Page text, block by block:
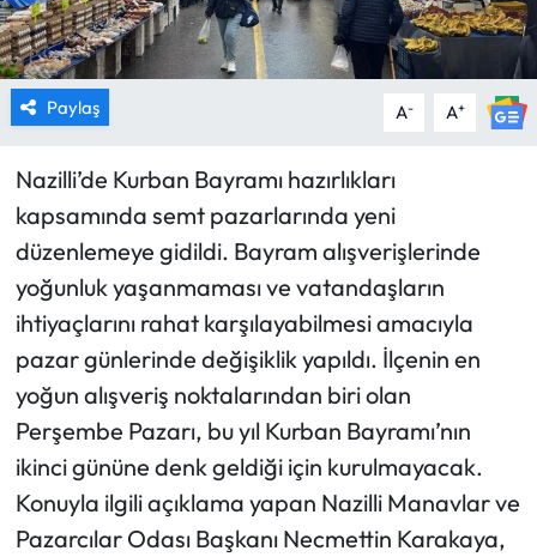
Paylaş A- A+
Nazilli’de Kurban Bayramı hazırlıkları
kapsamında semt pazarlarında yeni
düzenlemeye gidildi. Bayram alışverişlerinde
yoğunluk yaşanmaması ve vatandaşların
ihtiyaçlarını rahat karşılayabilmesi amacıyla
pazar günlerinde değişiklik yapıldı. İlçenin en
yoğun alışveriş noktalarından biri olan
Perşembe Pazarı, bu yıl Kurban Bayramı’nın
ikinci gününe denk geldiği için kurulmayacak.
Konuyla ilgili açıklama yapan Nazilli Manavlar ve
Pazarcılar Odası Başkanı Necmettin Karakaya,
YAŞAM
RESMİ İLANLAR